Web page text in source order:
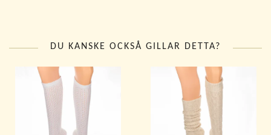
DU KANSKE OCKSÅ GILLAR DETTA?